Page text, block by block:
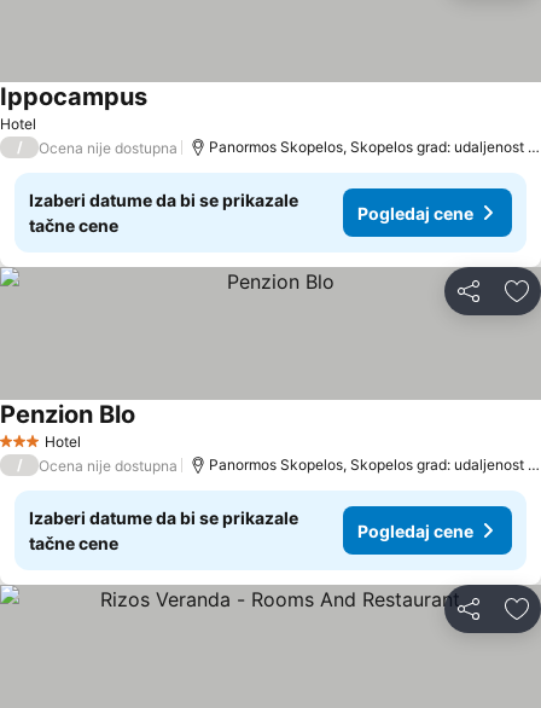
Hotel
Ippocampus
/ Ocena nije dostupna Panormos Skopelos, Skopelos grad: udaljenost 5.5 km
Izaberi datume da bi se prikazale
tačne cene
Pogledaj cene
Deli
3 Zvezdice
Hotel
Penzion Blo
/ Ocena nije dostupna Panormos Skopelos, Skopelos grad: udaljenost 5.6 km
Izaberi datume da bi se prikazale
tačne cene
Pogledaj cene
Deli